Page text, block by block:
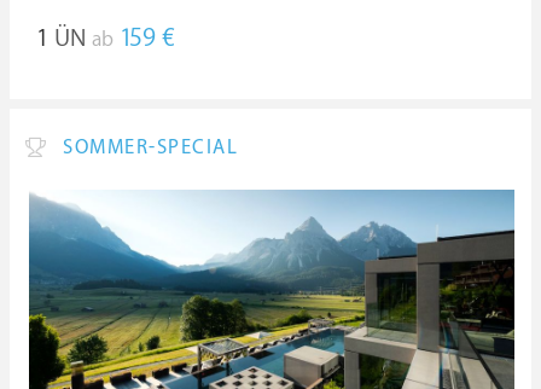
1 ÜN ab 159 €
SOMMER-SPECIAL